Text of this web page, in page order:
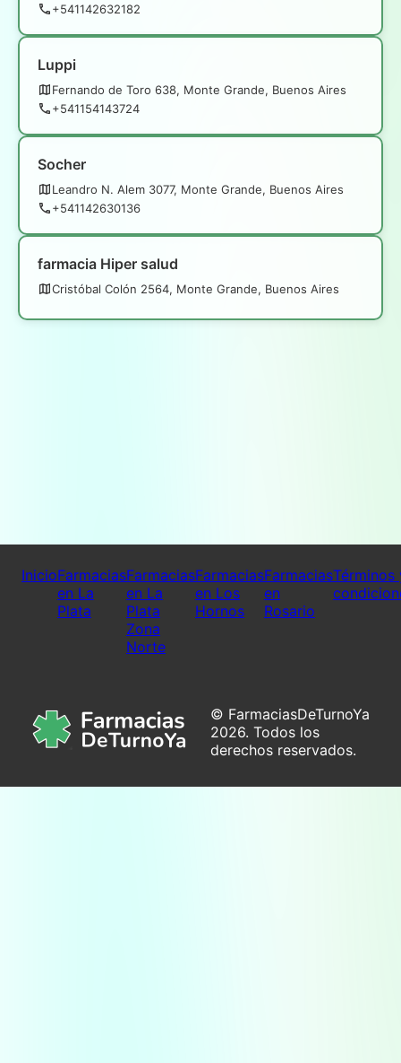
+541142632182
Luppi
Fernando de Toro 638, Monte Grande, Buenos Aires
+541154143724
Socher
Leandro N. Alem 3077, Monte Grande, Buenos Aires
+541142630136
farmacia Hiper salud
Cristóbal Colón 2564, Monte Grande, Buenos Aires
InicioFarmacias
en La
Plata
Farmacias
en La
Plata
Zona
Norte
Farmacias
en Los
Hornos
Farmacias
en
Rosario
Términos
© FarmaciasDeTurnoYa
2026. Todos los
derechos reservados.